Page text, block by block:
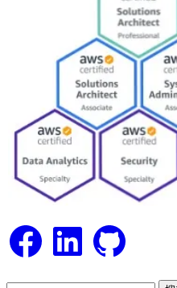
FacebookLinkedIn GitHub